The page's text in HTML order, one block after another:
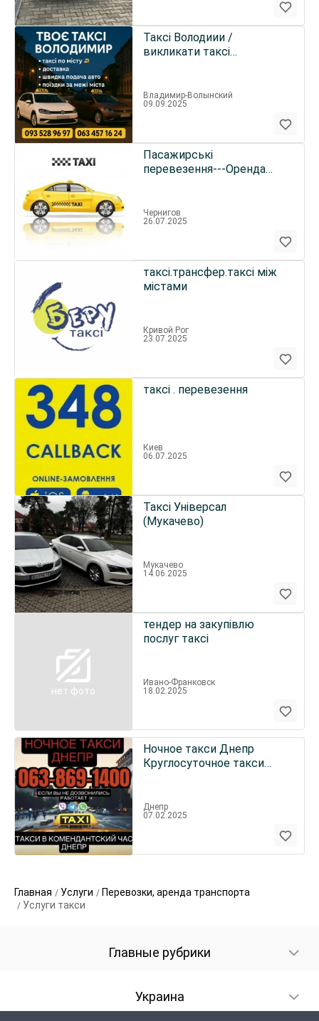
Таксі Володиии /
викликати таксі
Владимир-Волынский
09.09.2025
Пасажирські
перевезення---Оренда
Чернигов
26.07.2025
таксі.трансфер.таксі між
містами
Кривой Рог
23.07.2025
таксі . перевезення
Киев
06.07.2025
Таксі Універсал
(Мукачево)
Мукачево
14.06.2025
нет фото
тендер на закупівлю
послуг таксі
Ивано-Франковск
18.02.2025
Ночное такси Днепр
Круглосуточное такси
Днепр
07.02.2025
Главная Услуги
Перевозки, аренда транспорта
Услуги такси
Главные рубрики
Украина